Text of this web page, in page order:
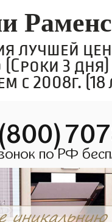
лучшей
3 дня)
с 2008г. (18
по РФ